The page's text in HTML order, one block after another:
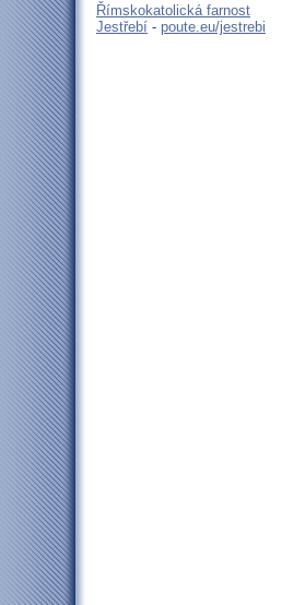
Římskokatolická farnost
Jestřebí - poute.eu/jestrebi